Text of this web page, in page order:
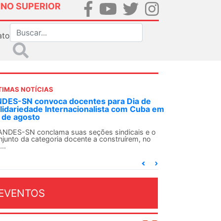
SUPERIOR
NOTÍCIAS
SN convoca docentes para Dia de
Internacionalista com Cuba em
de agosto
SN conclama suas seções sindicais e o
da categoria docente a construírem, no